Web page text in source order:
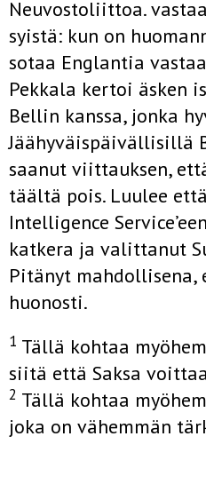
Neuvostoliittoa.
syistä: kun on
sotaa Englantia
Pekkala kertoi äsken
Bellin kanssa, jonka
Jäähyväispäivällisillä
saanut viittauksen,
täältä pois. Luulee
Intelligence
katkera ja valittanut
Pitänyt mahdollisena,
huonosti.
1 Tällä kohtaa
siitä että Saksa
2 Tällä kohtaa
joka on vähemmän